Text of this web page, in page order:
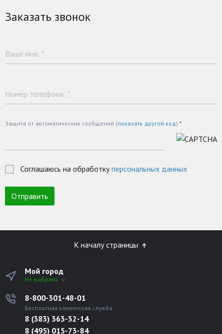
Заказать звонок
Ваше имя: *
Номер телефона: *
Защита от автоматических сообщений (показать другой код) *
Соглашаюсь на обработкуперсональных данных
К началу страницы
Мой город
Не выбрано
8-800-301-48-01
Бесплатная клиентская служба
8 (383) 363-32-14
8 (495) 015-73-84